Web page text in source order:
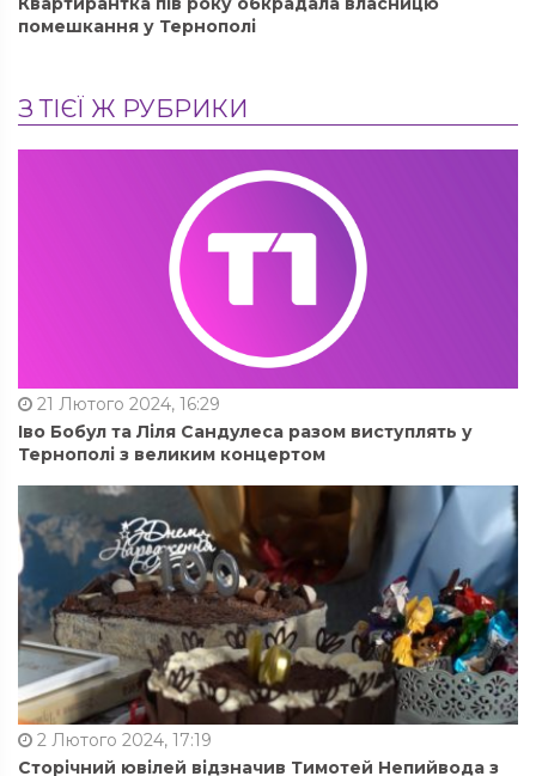
помешкання у Тернополі
З ТІЄЇ Ж РУБРИКИ
21 Лютого 2024, 16:29
Іво Бобул та Ліля Сандулеса разом виступлять у
Тернополі з великим концертом
2 Лютого 2024, 17:19
Сторічний ювілей відзначив Тимотей Непийвода з